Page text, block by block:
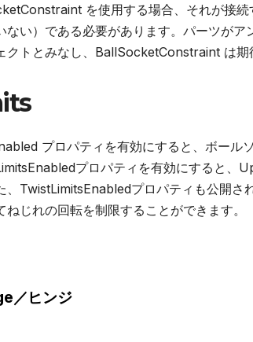
を使用する場合、それが接
ない）である必要があります。パーツが
クトとみなし、BallSocketConstraint は期
プロパティを有効にすると、ボー
プロパティを有効にすると、
、TwistLimitsEnabledプロパティも公開
ねじれの回転を制限することができます。
／ヒンジ